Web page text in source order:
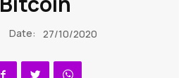
Date: 27/10/2020